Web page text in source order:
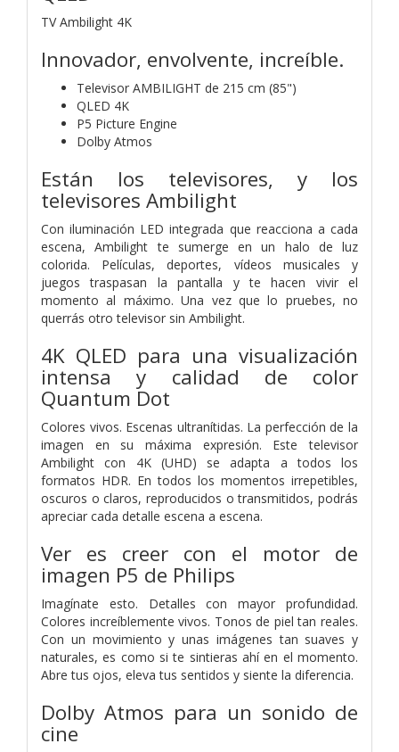
TV Ambilight 4K
Innovador, envolvente, increíble.
Televisor AMBILIGHT de 215 cm (85")
QLED 4K
P5 Picture Engine
Dolby Atmos
Están los televisores, y los
televisores Ambilight
Con iluminación LED integrada que reacciona a cada
escena, Ambilight te sumerge en un halo de luz
colorida. Películas, deportes, vídeos musicales y
juegos traspasan la pantalla y te hacen vivir el
momento al máximo. Una vez que lo pruebes, no
querrás otro televisor sin Ambilight.
4K QLED para una visualización
intensa y calidad de color
Quantum Dot
Colores vivos. Escenas ultranítidas. La perfección de la
imagen en su máxima expresión. Este televisor
Ambilight con 4K (UHD) se adapta a todos los
formatos HDR. En todos los momentos irrepetibles,
oscuros o claros, reproducidos o transmitidos, podrás
apreciar cada detalle escena a escena.
Ver es creer con el motor de
imagen P5 de Philips
Imagínate esto. Detalles con mayor profundidad.
Colores increíblemente vivos. Tonos de piel tan reales.
Con un movimiento y unas imágenes tan suaves y
naturales, es como si te sintieras ahí en el momento.
Abre tus ojos, eleva tus sentidos y siente la diferencia.
Dolby Atmos para un sonido de
cine